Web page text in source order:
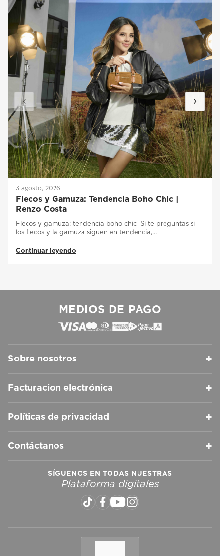
3 agosto, 2026
Flecos y Gamuza: Tendencia Boho Chic |
Renzo Costa
Flecos y gamuza: tendencia boho chic Si te preguntas si
los flecos y la gamuza siguen en tendencia,…
Continuar leyendo
‹ ›
MEDIOS DE PAGO
Sobre nosotros +
Facturacion electrónica +
Políticas de privacidad +
Contáctanos +
SÍGUENOS EN TODAS NUESTRAS
Plataforma digitales